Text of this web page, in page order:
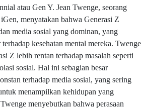
atau Gen Y. Jean Twenge, seorang
menyatakan bahwa Generasi Z
media sosial yang dominan, yang
kesehatan mental mereka. Twenge
Z lebih rentan terhadap masalah seperti
sosial. Hal ini sebagian besar
terhadap media sosial, yang sering
menampilkan kehidupan yang
menyebutkan bahwa perasaan